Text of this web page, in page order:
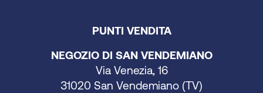
PUNTI VENDITA
NEGOZIO DI SAN VENDEMIANO
Via Venezia, 16
31020 San Vendemiano (TV)